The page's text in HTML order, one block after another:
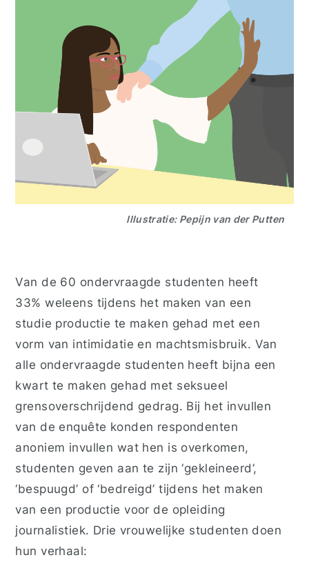
Illustratie: Pepijn van der Putten
Van de 60 ondervraagde studenten heeft
33% weleens tijdens het maken van een
studie productie te maken gehad met een
vorm van intimidatie en machtsmisbruik. Van
alle ondervraagde studenten heeft bijna een
kwart te maken gehad met seksueel
grensoverschrijdend gedrag. Bij het invullen
van de enquête konden respondenten
anoniem invullen wat hen is overkomen,
studenten geven aan te zijn ‘gekleineerd’,
‘bespuugd’ of ‘bedreigd’ tijdens het maken
van een productie voor de opleiding
journalistiek. Drie vrouwelijke studenten doen
hun verhaal: